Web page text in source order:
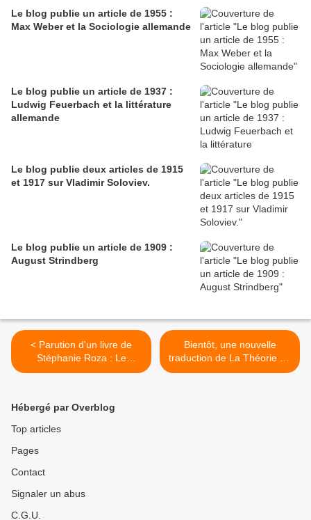
Le blog publie un article de 1955 :
Max Weber et la Sociologie allemande
Le blog publie un article de 1937 :
Ludwig Feuerbach et la littérature
allemande
Le blog publie deux articles de 1915
et 1917 sur Vladimir Soloviev.
Le blog publie un article de 1909 :
August Strindberg
< Parution d'un livre de
Stéphanie Roza : Le
marxisme est un
Bientôt, une nouvelle
traduction de La Théorie du
Roman >
Hébergé par Overblog
Top articles
Pages
Contact
Signaler un abus
C.G.U.